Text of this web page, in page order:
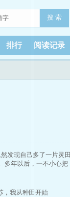
搜 索
排行 阅读记录
发现自己多了一片灵田
多年以后，一不小心把
，我从种田开始